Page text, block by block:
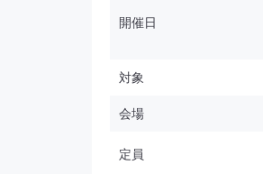
開催日
対象
会場
定員